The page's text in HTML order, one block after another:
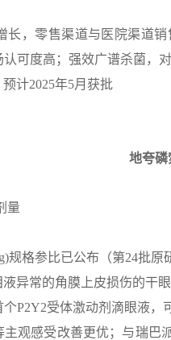
长，零售渠道与医院渠道
可度高；强效广谱杀菌，
计2025年5月获批
地夸磷
量
规格参比已公布（第24批原
异常的角膜上皮损伤的干眼
P2Y2受体激动剂滴眼液
主观感受改善更优；与瑞